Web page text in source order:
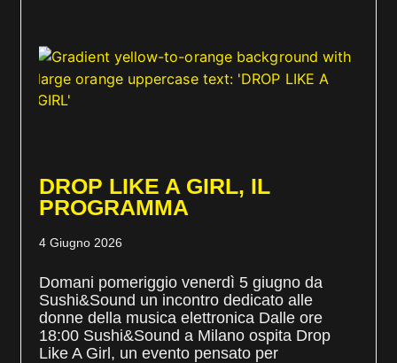
DROP LIKE A GIRL, IL
PROGRAMMA
4 Giugno 2026
Domani pomeriggio venerdì 5 giugno da
Sushi&Sound un incontro dedicato alle
donne della musica elettronica Dalle ore
18:00 Sushi&Sound a Milano ospita Drop
Like A Girl, un evento pensato per